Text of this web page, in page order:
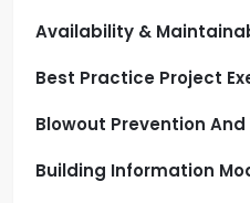
Availability &
Best Practice Project
Blowout Prevention
Building Information